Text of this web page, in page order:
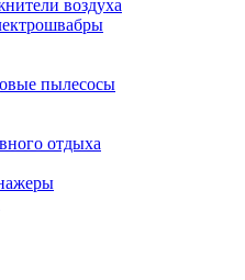
воздуха
пылесосы
отдыха